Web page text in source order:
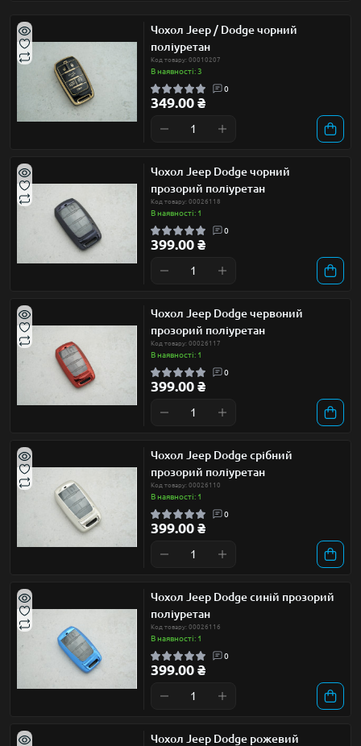
Чохол Jeep / Dodge чорний
поліуретан
Код товару: 00010207
В наявності: 3
0
349.00 ₴
Чохол Jeep Dodge чорний
прозорий поліуретан
Код товару: 00026118
В наявності: 1
0
399.00 ₴
Чохол Jeep Dodge червоний
прозорий поліуретан
Код товару: 00026117
В наявності: 1
0
399.00 ₴
Чохол Jeep Dodge срібний
прозорий поліуретан
Код товару: 00026110
В наявності: 1
0
399.00 ₴
Чохол Jeep Dodge синій прозорий
поліуретан
Код товару: 00026116
В наявності: 1
0
399.00 ₴
Чохол Jeep Dodge рожевий